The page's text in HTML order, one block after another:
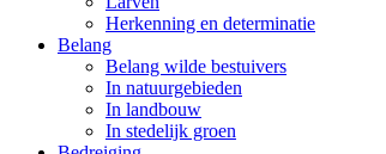
Herkenning en determinatie
Belang
Belang wilde bestuivers
In natuurgebieden
In landbouw
In stedelijk groen